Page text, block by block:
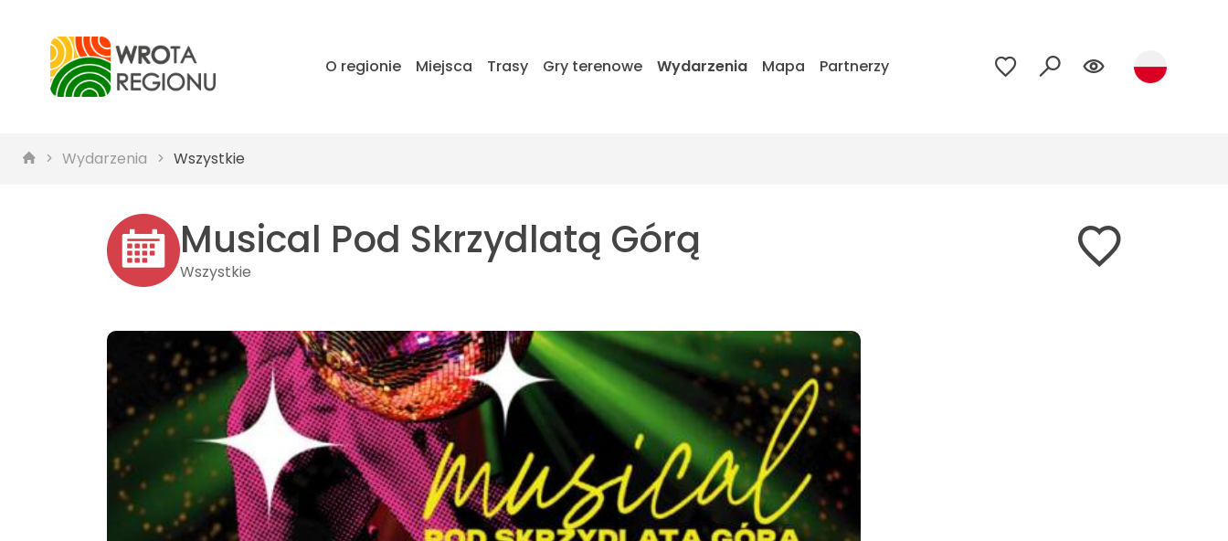
O regionie Miejsca Trasy Gry terenowe Wydarzenia Mapa Partnerzy
Wydarzenia Wszystkie
Musical Pod Skrzydlatą Górą
Wszystkie